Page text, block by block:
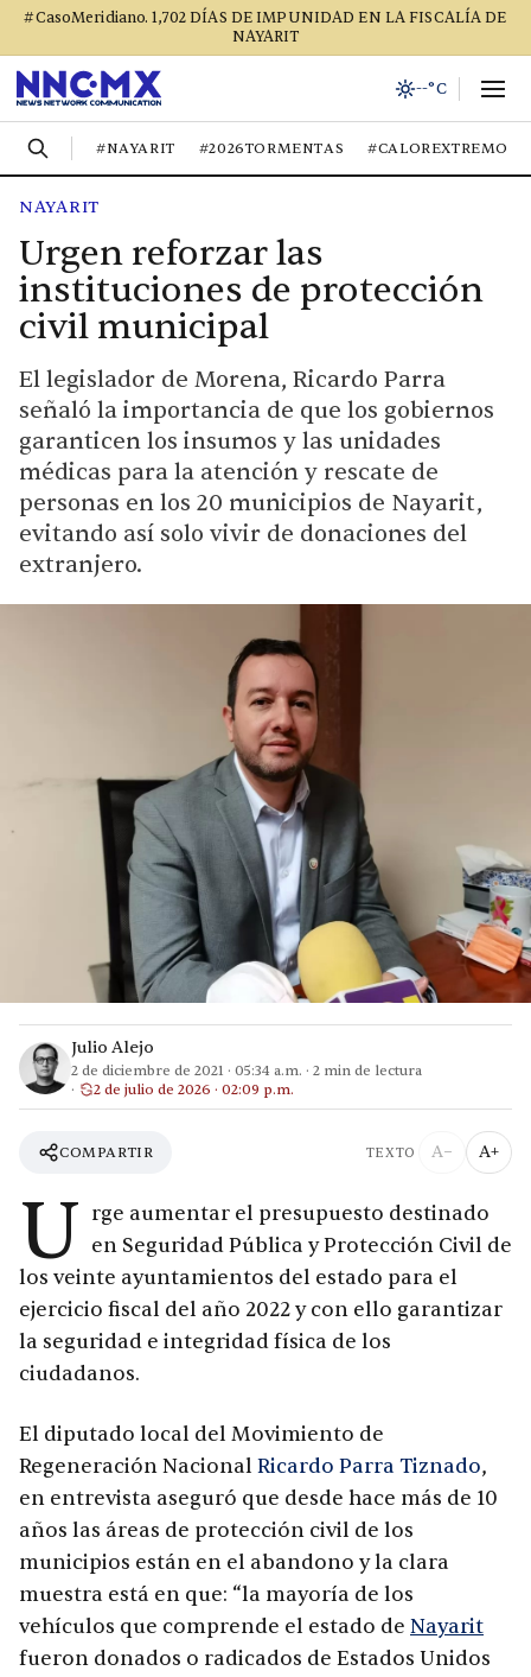
#CasoMeridiano. 1,702 DÍAS DE IMPUNIDAD EN LA FISCALÍA DE
NAYARIT
--°C
#NAYARIT #2026TORMENTAS #CALOREXTREMO
NAYARIT
Urgen reforzar las
instituciones de protección
civil municipal
El legislador de Morena, Ricardo Parra
señaló la importancia de que los gobiernos
garanticen los insumos y las unidades
médicas para la atención y rescate de
personas en los 20 municipios de Nayarit,
evitando así solo vivir de donaciones del
extranjero.
Julio Alejo
2 de diciembre de 2021 · 05:34 a.m. · 2 min de lectura
2 de julio de 2026 · 02:09 p.m.
COMPARTIR TEXTO A− A+
U rge aumentar el presupuesto destinado
en Seguridad Pública y Protección Civil de
los veinte ayuntamientos del estado para el
ejercicio fiscal del año 2022 y con ello garantizar
la seguridad e integridad física de los
ciudadanos.
El diputado local del Movimiento de
Regeneración Nacional Ricardo Parra Tiznado,
en entrevista aseguró que desde hace más de 10
años las áreas de protección civil de los
municipios están en el abandono y la clara
muestra está en que: “la mayoría de los
vehículos que comprende el estado de Nayarit
fueron donados o radicados de Estados Unidos